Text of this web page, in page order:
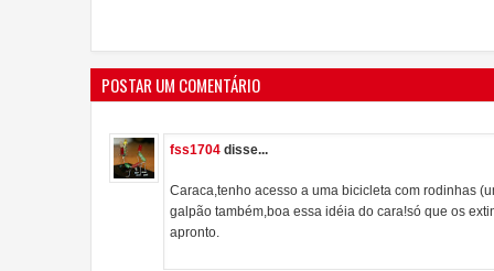
POSTAR UM COMENTÁRIO
fss1704 disse...
Caraca,tenho acesso a uma bicicleta com rodinhas
galpão também,boa essa idéia do cara!só que os
apronto.